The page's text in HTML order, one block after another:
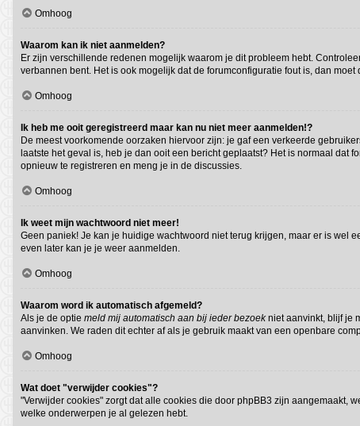
Omhoog
Waarom kan ik niet aanmelden?
Er zijn verschillende redenen mogelijk waarom je dit probleem hebt.
verbannen bent. Het is ook mogelijk dat de forumconfiguratie fout is, dan
Omhoog
Ik heb me ooit geregistreerd maar kan nu niet meer aanmelden!?
De meest voorkomende oorzaken hiervoor zijn: je gaf een verkeerde
laatste het geval is, heb je dan ooit een bericht geplaatst? Het is normaal
opnieuw te registreren en meng je in de discussies.
Omhoog
Ik weet mijn wachtwoord niet meer!
Geen paniek! Je kan je huidige wachtwoord niet terug krijgen, maar er is wel
even later kan je je weer aanmelden.
Omhoog
Waarom word ik automatisch afgemeld?
Als je de optie meld mij automatisch aan bij ieder bezoekniet aanvinkt, blijf je
aanvinken. We raden dit echter af als je gebruik maakt van een openbare
Omhoog
Wat doet "verwijder cookies"?
"Verwijder cookies" zorgt dat alle cookies die door phpBB3 zijn aangemaakt,
welke onderwerpen je al gelezen hebt.